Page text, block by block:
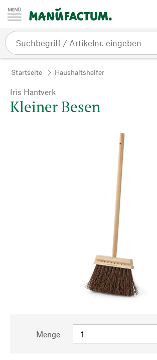
Zum Inhalt springen
Startseite Haushaltshelfer
Iris Hantverk
Kleiner Besen
Menge